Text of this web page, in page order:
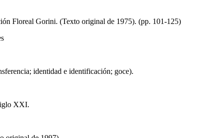
Floreal Gorini. (Texto original de 1975). (pp. 101-125)
identidad e identificación; goce).
XXI.